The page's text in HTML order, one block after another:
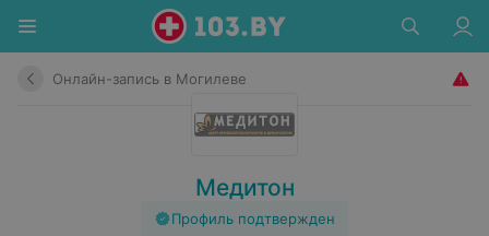
Онлайн-запись в Могилеве
Медитон
Профиль подтвержден